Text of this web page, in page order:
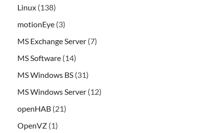
Linux (138)
motionEye (3)
MS Exchange Server (7)
MS Software (14)
MS Windows BS (31)
MS Windows Server (12)
openHAB (21)
OpenVZ (1)